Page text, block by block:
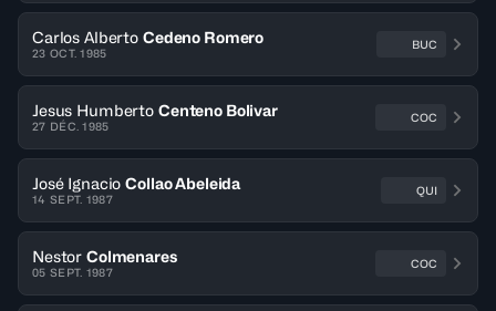
Carlos Alberto Cedeno Romero
23 OCT. 1985
BUC
Jesus Humberto Centeno Bolivar
27 DÉC. 1985
COC
José Ignacio Collao Abeleida
14 SEPT. 1987
QUI
Nestor Colmenares
05 SEPT. 1987
COC